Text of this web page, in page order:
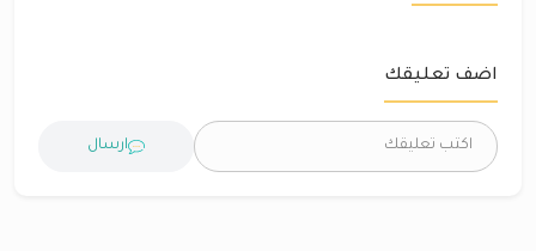
اضف تعليقك
ارسال